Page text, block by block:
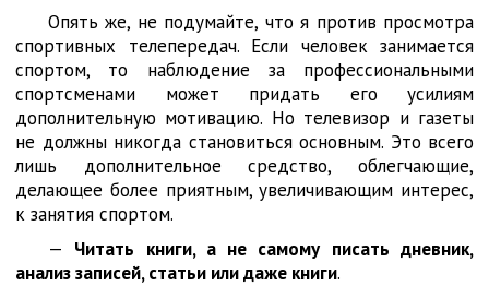
Опять же, не подумайте, что я против просмотра
спортивных телепередач. Если человек занимается
спортом, то наблюдение за профессиональными
спортсменами может придать его усилиям
дополнительную мотивацию. Но телевизор и газеты
не должны никогда становиться основным. Это всего
лишь дополнительное средство, облегчающие,
делающее более приятным, увеличивающим интерес,
к занятия спортом.
— Читать книги, а не самому писать дневник,
анализ записей, статьи или даже книги.